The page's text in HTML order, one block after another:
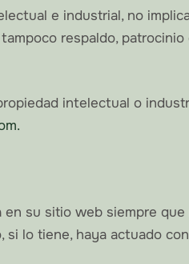
e industrial, no
respaldo,
intelectual o
en su sitio web siempre
lo tiene, haya actuado